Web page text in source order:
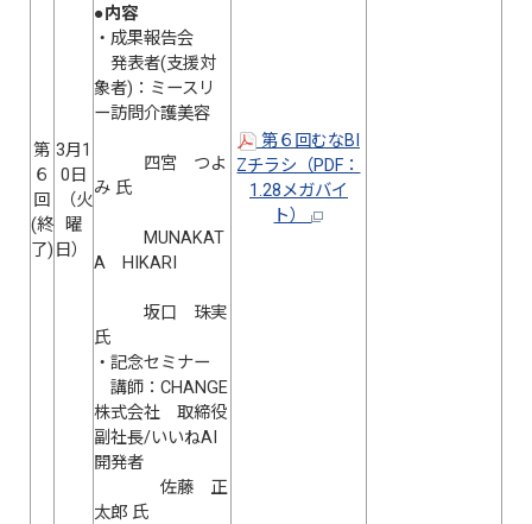
第
６
回
(終
了)
3月1
0日
（火
曜
日）
●内容
・成果報告会
発表者(支援対
象者)：ミースリ
ー訪問介護美容
四宮 つよ
み 氏
MUNAKAT
A HIKARI
坂口 珠実
氏
・記念セミナー
講師：CHANGE
株式会社 取締役
副社長/いいねAI
開発者
佐藤 正
太郎 氏
第６回むなBI
Zチラシ（PDF：
1.28メガバイ
ト）